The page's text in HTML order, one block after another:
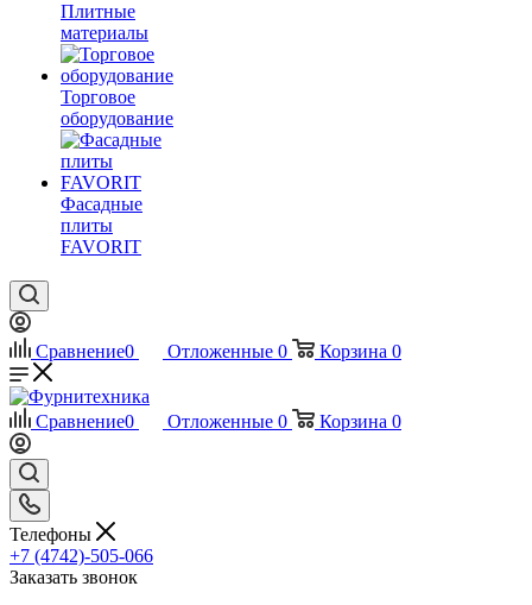
Плитные
материалы
Торговое
оборудование
Фасадные
плиты
FAVORIT
Сравнение0 Отложенные 0 Корзина 0
Сравнение0 Отложенные 0 Корзина 0
Телефоны
+7 (4742)-505-066
Заказать звонок